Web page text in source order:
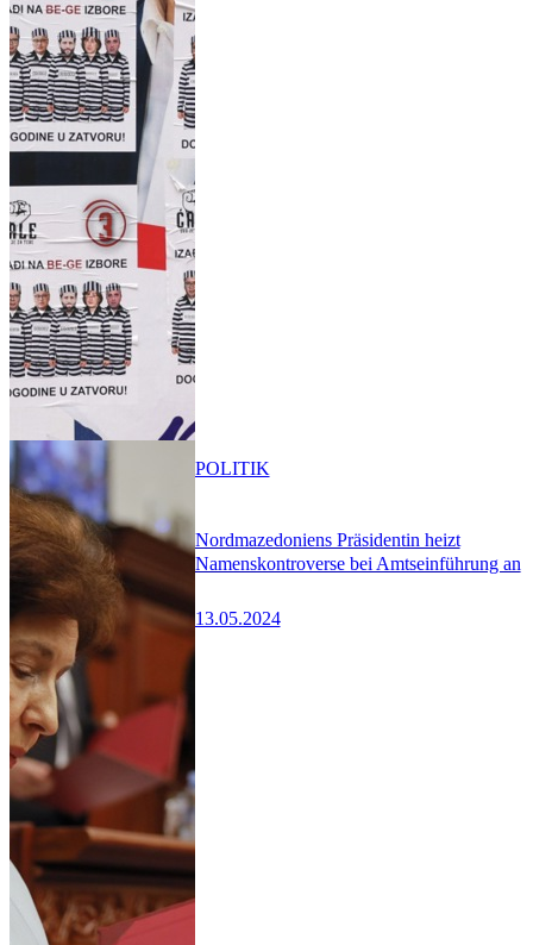
Nordmazedoniens Präsidentin heizt
Namenskontroverse bei Amtseinführung an
13.05.2024
POLITIK